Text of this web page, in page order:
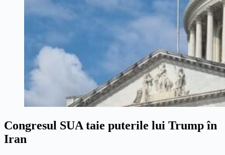
Congresul SUA taie puterile lui Trump în
Iran